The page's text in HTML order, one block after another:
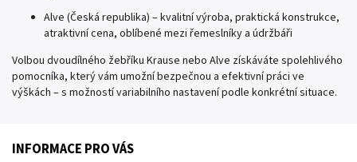
Alve (Česká republika) – kvalitní výroba, praktická konstrukce,
atraktivní cena, oblíbené mezi řemeslníky a údržbáři
Volbou dvoudílného žebříku Krause nebo Alve získáváte spolehlivého
pomocníka, který vám umožní bezpečnou a efektivní práci ve
výškách – s možností variabilního nastavení podle konkrétní situace.
INFORMACE PRO VÁS